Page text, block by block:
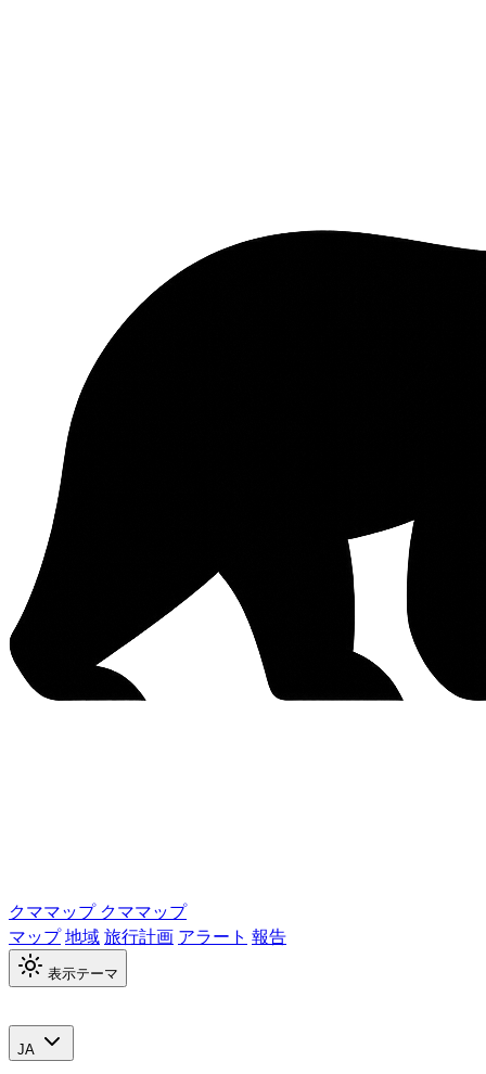
クママップ クママップ
マップ地域旅行計画 アラート 報告
表示テーマ
JA